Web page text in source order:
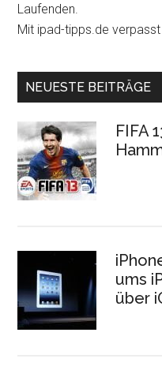
Laufenden.
Mit ipad-tipps.de
NEUESTE BEITRÄGE
FIFA
ums
über